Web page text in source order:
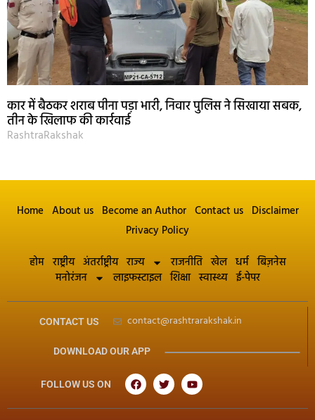
कार में बैठकर शराब पीना पड़ा भारी, निवार पुलिस ने सिखाया सबक,
तीन के खिलाफ की कार्रवाई
RashtraRakshak
Home About us Become an Author Contact us Disclaimer
Privacy Policy
होम राष्ट्रीय अंतर्राष्ट्रीय राज्य राजनीति खेल धर्म बिज़नेस
मनोरंजन
लाइफस्टाइल शिक्षा स्वास्थ्य ई-पेपर
CONTACT US contact@rashtrarakshak.in
DOWNLOAD OUR APP
FOLLOW US ON